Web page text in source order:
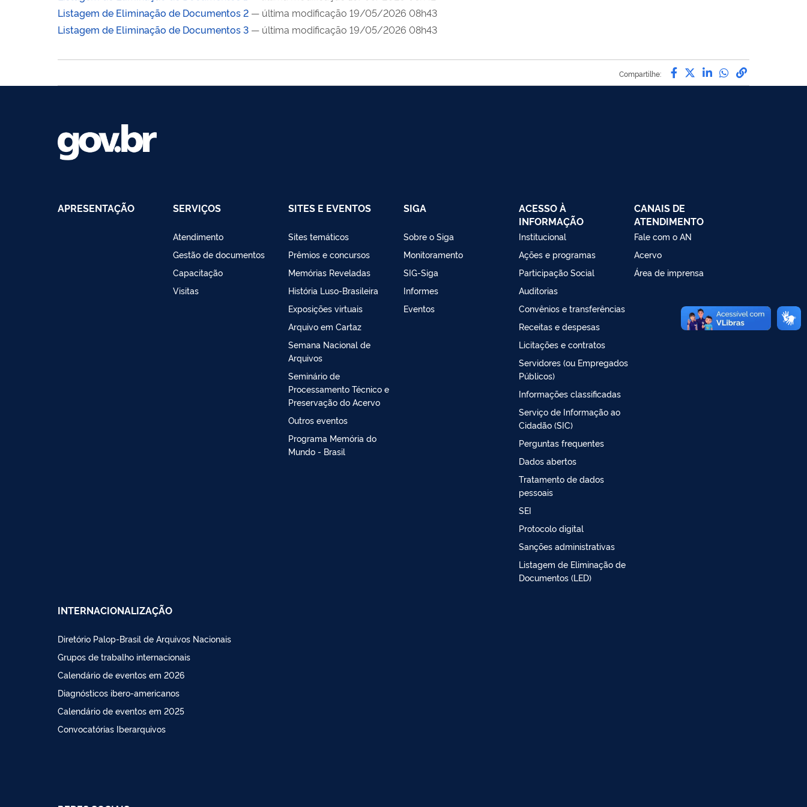
Listagem de Eliminação de Documentos 2 — última modificação 19/05/2026 08h43
Listagem de Eliminação de Documentos 3 — última modificação 19/05/2026 08h43
Compartilhe: Compartilhe por
Compartilhe por
Compartilhe por
Compartilhe
link para
APRESENTAÇÃO SERVIÇOS
Atendimento
Gestão de documentos
Capacitação
Visitas
SITES E EVENTOS
Sites temáticos
Prêmios e concursos
Memórias Reveladas
História Luso-Brasileira
Exposições virtuais
Arquivo em Cartaz
Semana Nacional de
Arquivos
Seminário de
Processamento Técnico e
Preservação do Acervo
Outros eventos
Programa Memória do
Mundo - Brasil
SIGA
Sobre o Siga
Monitoramento
SIG-Siga
Informes
Eventos
ACESSO À
INFORMAÇÃO
Institucional
Ações e programas
Participação Social
Auditorias
Convênios e transferências
Receitas e despesas
Licitações e contratos
Servidores (ou Empregados
Públicos)
Informações classificadas
Serviço de Informação ao
Cidadão (SIC)
Perguntas frequentes
Dados abertos
Tratamento de dados
pessoais
SEI
Protocolo digital
Sanções administrativas
Listagem de Eliminação de
Documentos (LED)
CANAIS DE
ATENDIMENTO
Fale com o AN
Acervo
Área de imprensa
INTERNACIONALIZAÇÃO
Diretório Palop-Brasil de Arquivos Nacionais
Grupos de trabalho internacionais
Calendário de eventos em 2026
Diagnósticos ibero-americanos
Calendário de eventos em 2025
Convocatórias Iberarquivos